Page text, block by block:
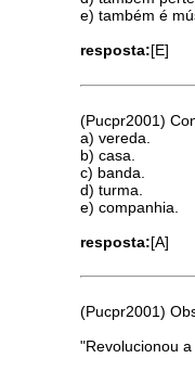
e) também é
resposta:[E]
(Pucpr2001)
a) vereda.
b) casa.
c) banda.
d) turma.
e) companhia.
resposta:[A]
(Pucpr2001)
"Revolucionou